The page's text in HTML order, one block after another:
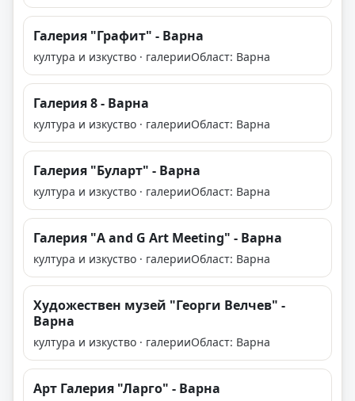
Галерия "Графит" - Варна
култура и изкуство · галерииОбласт: Варна
Галерия 8 - Варна
култура и изкуство · галерииОбласт: Варна
Галерия "Буларт" - Варна
култура и изкуство · галерииОбласт: Варна
Галерия "A and G Art Meeting" - Варна
култура и изкуство · галерииОбласт: Варна
Художествен музей "Георги Велчев" -
Варна
култура и изкуство · галерииОбласт: Варна
Арт Галерия "Ларго" - Варна